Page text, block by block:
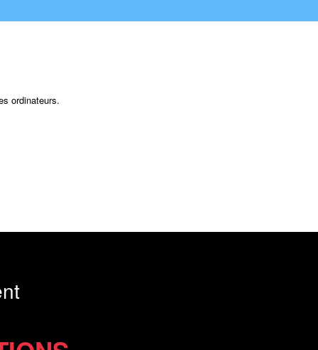
ordinateurs.